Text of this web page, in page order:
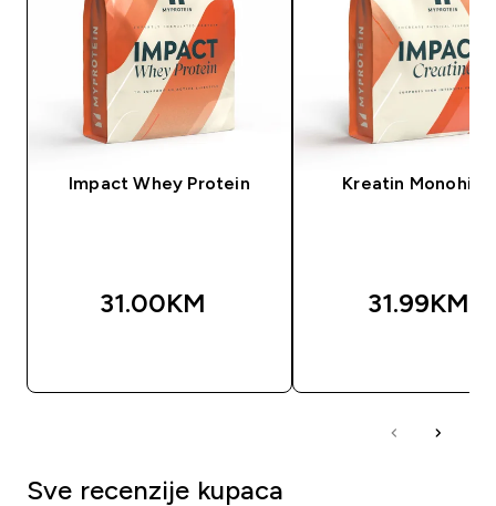
Impact Whey Protein
31.00KM‎
Kreatin
31.99KM‎
Sve recenzije kupaca